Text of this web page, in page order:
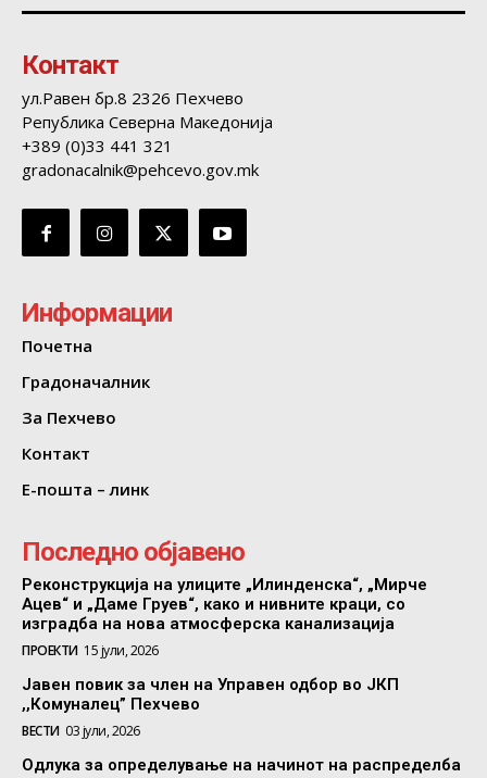
Контакт
ул.Равен бр.8 2326 Пехчево
Република Северна Македонија
+389 (0)33 441 321
gradonacalnik@pehcevo.gov.mk
Информации
Почетна
Градоначалник
За Пехчево
Контакт
Е-пошта – линк
Последно објавено
Реконструкција на улиците „Илинденска“, „Мирче
Ацев“ и „Даме Груев“, како и нивните краци, со
изградба на нова атмосферска канализација
ПРОЕКТИ 15 јули, 2026
Јавен повик за член на Управен одбор во ЈКП
,,Комуналец” Пехчево
ВЕСТИ 03 јули, 2026
Одлука за определување на начинот на распределба